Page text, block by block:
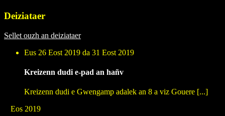
Deiziataer
Sellet ouzh an deiziataer
Eus 26 Eost 2019 da 31 Eost 2019
Kreizenn dudi e-pad an hañv
Kreizenn dudi e Gwengamp adalek an 8 a viz Gouere [...]
Eos 2019